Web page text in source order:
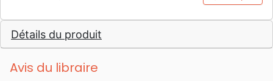
primaire de formation, j'ai enseigné pendant
trente-cinq ans. Parallèlement, j'ai collaboré
avec la Ligue pour la lecture de la Bible dans
plusieurs domaines: camps, rédaction d'un
guide de lecture biblique pour enfants, notes
Détails du produit
Avis du libraire